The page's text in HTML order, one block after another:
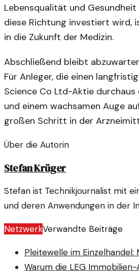
Lebensqualität und
diese Richtung investiert wird,
in die Zukunft der Medizin.
Abschließend bleibt
Für Anleger, die einen
Science Co Ltd-Aktie
und einem wachsamen Auge
großen Schritt in der
Über die Autorin
Stefan Krüger
Stefan ist Technikjournalist mit
und deren Anwendungen in der
NetzwerkVerwandte Beiträge
Pleitewelle im
Warum die LEG